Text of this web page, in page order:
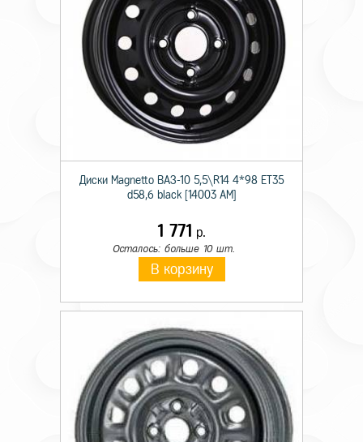
Диски Magnetto ВАЗ-10 5,5\R14 4*98 ET35
d58,6 black [14003 AM]
1 771 р.
Осталось: больше 10 шт.
В корзину